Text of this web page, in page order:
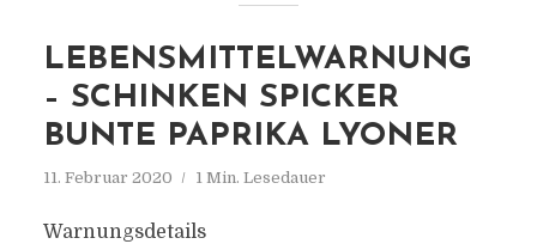
LEBENSMITTELWARNUNG
– SCHINKEN SPICKER
BUNTE PAPRIKA LYONER
11. Februar 2020 1 Min. Lesedauer
Warnungsdetails